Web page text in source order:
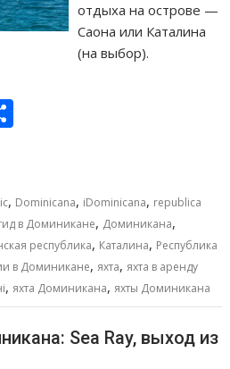
отдыха на острове —
Саона или Каталина
(на выбор).
р
а
в
и
т
ь
, Dominicana, iDominicana, republica
в Доминикане, Доминикана,
республика, Каталина, Республика
в Доминикане, яхта, яхта в аренду
, яхта Доминикана, яхты Доминикана
Sea Ray, выход из